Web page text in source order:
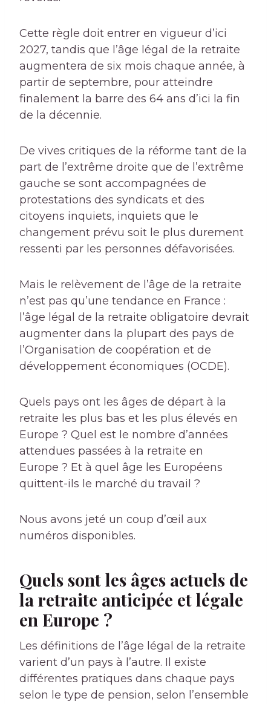
Cette règle doit entrer en vigueur d’ici
2027, tandis que l’âge légal de la retraite
augmentera de six mois chaque année, à
partir de septembre, pour atteindre
finalement la barre des 64 ans d’ici la fin
de la décennie.
De vives critiques de la réforme tant de la
part de l’extrême droite que de l’extrême
gauche se sont accompagnées de
protestations des syndicats et des
citoyens inquiets, inquiets que le
changement prévu soit le plus durement
ressenti par les personnes défavorisées.
Mais le relèvement de l’âge de la retraite
n’est pas qu’une tendance en France :
l’âge légal de la retraite obligatoire devrait
augmenter dans la plupart des pays de
l’Organisation de coopération et de
développement économiques (OCDE).
Quels pays ont les âges de départ à la
retraite les plus bas et les plus élevés en
Europe ? Quel est le nombre d’années
attendues passées à la retraite en
Europe ? Et à quel âge les Européens
quittent-ils le marché du travail ?
Nous avons jeté un coup d’œil aux
numéros disponibles.
Quels sont les âges actuels de
la retraite anticipée et légale
en Europe ?
Les définitions de l’âge légal de la retraite
varient d’un pays à l’autre. Il existe
différentes pratiques dans chaque pays
selon le type de pension, selon l’ensemble